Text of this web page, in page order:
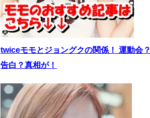
twiceモモとジョングクの関係！ 運動会？
告白？真相が！